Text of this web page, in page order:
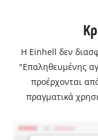
Η Einhell δεν
"Επαληθευμένης
προέρχονται
πραγματικά